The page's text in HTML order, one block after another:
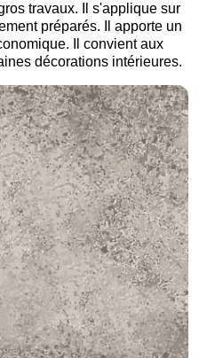
travaux. Il s'applique sur
préparés. Il apporte un
Il convient aux
décorations intérieures.